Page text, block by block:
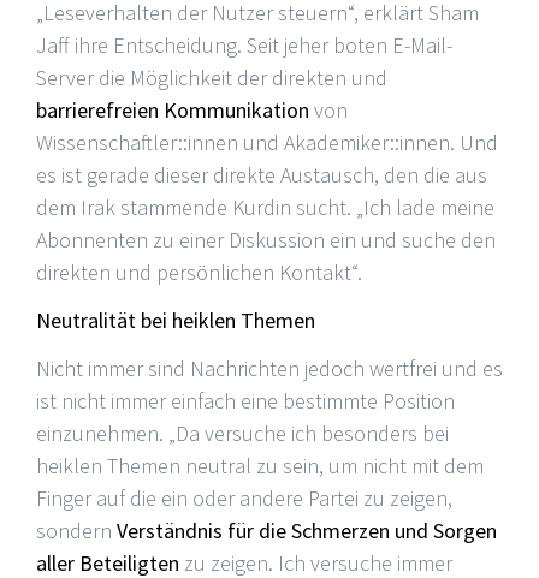
„Leseverhalten der Nutzer steuern“, erklärt Sham
Jaff ihre Entscheidung. Seit jeher boten E-Mail-
Server die Möglichkeit der direkten und
barrierefreien Kommunikation von
Wissenschaftler::innen und Akademiker::innen. Und
es ist gerade dieser direkte Austausch, den die aus
dem Irak stammende Kurdin sucht. „Ich lade meine
Abonnenten zu einer Diskussion ein und suche den
direkten und persönlichen Kontakt“.
Neutralität bei heiklen Themen
Nicht immer sind Nachrichten jedoch wertfrei und es
ist nicht immer einfach eine bestimmte Position
einzunehmen. „Da versuche ich besonders bei
heiklen Themen neutral zu sein, um nicht mit dem
Finger auf die ein oder andere Partei zu zeigen,
sondern Verständnis für die Schmerzen und Sorgen
aller Beteiligten zu zeigen. Ich versuche immer